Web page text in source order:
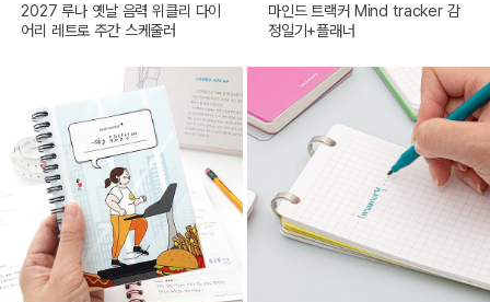
2027 루나 옛날 음력 위클리 다이
어리 레트로 주간 스케줄러
마인드 트랙커 Mind tracker 감
정일기+플래너